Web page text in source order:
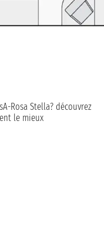
Rosa Stella? découvrez
le mieux